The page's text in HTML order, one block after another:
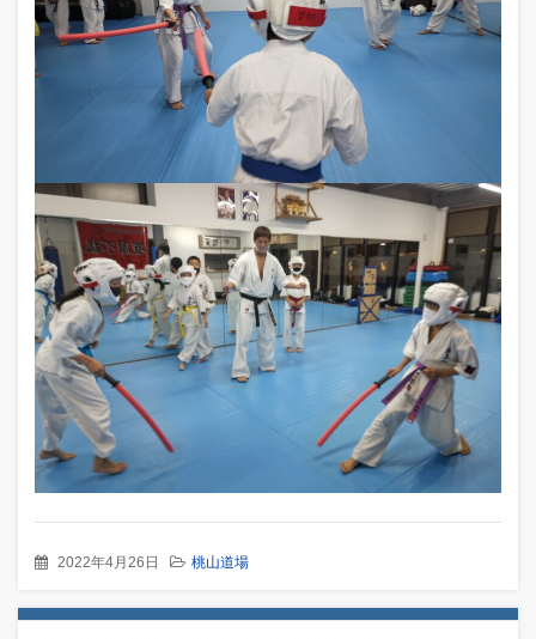
2022年4月26日 桃山道場